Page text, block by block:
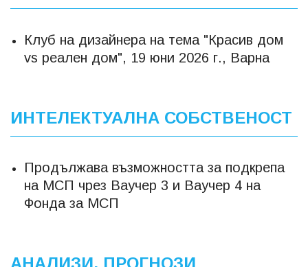
Клуб на дизайнера на тема "Красив дом
vs реален дом", 19 юни 2026 г., Варна
ИНТЕЛЕКТУАЛНА СОБСТВЕНОСТ
Продължава възможността за подкрепа
на МСП чрез Ваучер 3 и Ваучер 4 на
Фонда за МСП
АНАЛИЗИ, ПРОГНОЗИ